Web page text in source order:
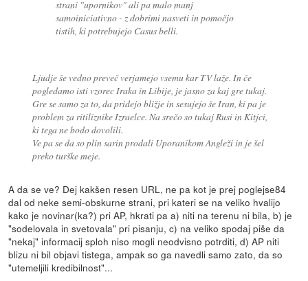
strani "upornikov" ali pa malo manj
samoiniciativno - z dobrimi nasveti in pomočjo
tistih, ki potrebujejo Casus belli.
Ljudje še vedno preveč verjamejo vsemu kar TV laže. In če
pogledamo isti vzorec Iraka in Libije, je jasno za kaj gre tukaj.
Gre se samo za to, da pridejo bližje in sesujejo še Iran, ki pa je
problem za ritiliznike Izraelce. Na srečo so tukaj Rusi in Kitjci,
ki tega ne bodo dovolili.
Ve pa se da so plin sarin prodali Uporanikom Angleži in je šel
preko turške meje.
A da se ve? Dej kakšen resen URL, ne pa kot je prej poglejse84
dal od neke semi-obskurne strani, pri kateri se na veliko hvalijo
kako je novinar(ka?) pri AP, hkrati pa a) niti na terenu ni bila, b) je
"sodelovala in svetovala" pri pisanju, c) na veliko spodaj piše da
"nekaj" informacij sploh niso mogli neodvisno potrditi, d) AP niti
blizu ni bil objavi tistega, ampak so ga navedli samo zato, da so
"utemeljili kredibilnost"...